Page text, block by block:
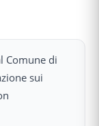
Comune di
sui